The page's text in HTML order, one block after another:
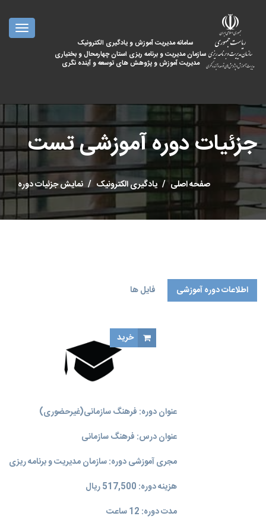
سامانه مدیریت آموزش و یادگیری الکترونیک
سازمان مدیریت و برنامه ریزی استان چهارمحال و بختیاری
مدیریت آموزش و پژوهش های توسعه و آینده نگری
جزئیات دوره آموزشی تست
صفحه اصلی یادگیری الکترونیک نمایش جزئیات دوره
اطلاعات دوره آموزشی فایل ها
عنوان دوره: فرهنگ سازمانی(غیر‌حضوری)
عنوان درس: فرهنگ سازمانی
مجری آموزشی دوره: سازمان مدیریت و برنامه‌ ریزی
هزینه دوره: 517,500 ریال
مدت دوره: 12 ساعت
خرید